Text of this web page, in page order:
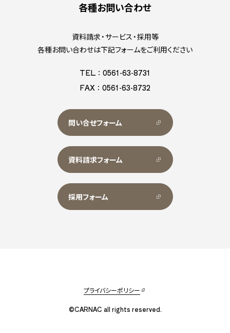
各種お問い合わせ
資料請求・サービス・採用等
各種お問い合わせは下記フォームをご利用ください
TEL：0561-63-8731
FAX：0561-63-8732
問い合せフォーム
資料請求フォーム
採用フォーム
プライバシーポリシー
©CARNAC all rights reserved.